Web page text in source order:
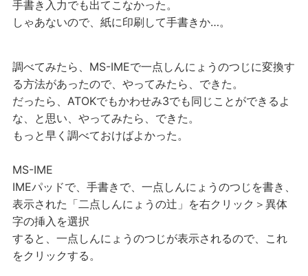
手書き入力でも出てこなかった。
しゃあないので、紙に印刷して手書きか…。
調べてみたら、MS-IMEで一点しんにょうのつじに変換す
る方法があったので、やってみたら、できた。
だったら、ATOKでもかわせみ3でも同じことができるよ
な、と思い、やってみたら、できた。
もっと早く調べておけばよかった。
MS-IME
IMEパッドで、手書きで、一点しんにょうのつじを書き、
表示された「二点しんにょうの辻」を右クリック＞異体
字の挿入を選択
すると、一点しんにょうのつじが表示されるので、これ
をクリックする。